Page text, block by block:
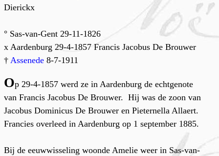
Dierickx
° Sas-van-Gent 29-11-1826
x Aardenburg 29-4-1857 Francis Jacobus De Brouwer
† Assenede 8-7-1911
Op 29-4-1857 werd ze in Aardenburg de echtgenote
van Francis Jacobus De Brouwer. Hij was de zoon van
Jacobus Dominicus De Brouwer en Pieternella Allaert.
Francies overleed in Aardenburg op 1 september 1885.
Bij de eeuwwisseling woonde Amelie weer in Sas-van-